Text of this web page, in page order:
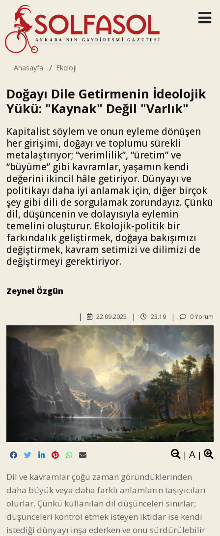
Anasayfa Ekoloji
Doğayı Dile Getirmenin İdeolojik
Yükü: "Kaynak" Değil "Varlık"
Kapitalist söylem ve onun eyleme dönüşen
her girişimi, doğayı ve toplumu sürekli
metalaştırıyor; “verimlilik”, “üretim” ve
“büyüme” gibi kavramlar, yaşamın kendi
değerini ikincil hâle getiriyor. Dünyayı ve
politikayı daha iyi anlamak için, diğer birçok
şey gibi dili de sorgulamak zorundayız. Çünkü
dil, düşüncenin ve dolayısıyla eylemin
temelini oluşturur. Ekolojik-politik bir
farkındalık geliştirmek, doğaya bakışımızı
değiştirmek, kavram setimizi ve dilimizi de
değiştirmeyi gerektiriyor.
Zeynel Özgün
0 Yorum
23.19
22.09.2025
| A |
Dil ve kavramlar çoğu zaman göründüklerinden
daha büyük veya daha farklı anlamların taşıyıcıları
olurlar. Çünkü kullanılan dil düşünceleri sınırlar;
düşünceleri kontrol etmek isteyen iktidar ise kendi
istediği dünyayı inşa ederken ve onu sürdürülebilir